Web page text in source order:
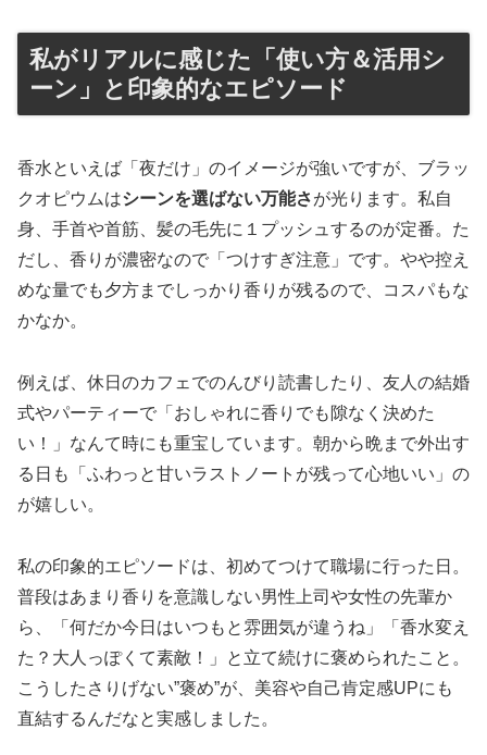
私がリアルに感じた「使い方＆活用シ
ーン」と印象的なエピソード
香水といえば「夜だけ」のイメージが強いですが、ブラッ
クオピウムはシーンを選ばない万能さが光ります。私自
身、手首や首筋、髪の毛先に１プッシュするのが定番。た
だし、香りが濃密なので「つけすぎ注意」です。やや控え
めな量でも夕方までしっかり香りが残るので、コスパもな
かなか。
例えば、休日のカフェでのんびり読書したり、友人の結婚
式やパーティーで「おしゃれに香りでも隙なく決めた
い！」なんて時にも重宝しています。朝から晩まで外出す
る日も「ふわっと甘いラストノートが残って心地いい」の
が嬉しい。
私の印象的エピソードは、初めてつけて職場に行った日。
普段はあまり香りを意識しない男性上司や女性の先輩か
ら、「何だか今日はいつもと雰囲気が違うね」「香水変え
た？大人っぽくて素敵！」と立て続けに褒められたこと。
こうしたさりげない”褒め”が、美容や自己肯定感UPにも
直結するんだなと実感しました。